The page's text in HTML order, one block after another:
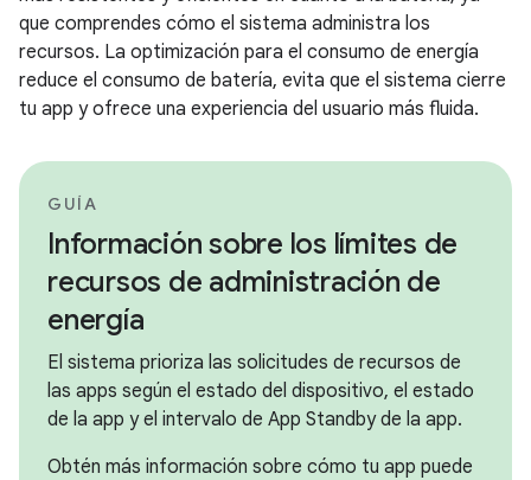
que comprendes cómo el sistema administra los
recursos. La optimización para el consumo de energía
reduce el consumo de batería, evita que el sistema cierre
tu app y ofrece una experiencia del usuario más fluida.
GUÍA
Información sobre los límites de
recursos de administración de
energía
El sistema prioriza las solicitudes de recursos de
las apps según el estado del dispositivo, el estado
de la app y el intervalo de App Standby de la app.
Obtén más información sobre cómo tu app puede